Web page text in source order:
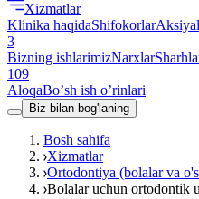
Xizmatlar
Klinika haqidaShifokorlar
3
Bizning ishlarimizNarxlar
109
AloqaBoʼsh ish oʼrinlari
Biz bilan bog'laning
Bosh sahifa
Xizmatlar
Ortodontiya (bolalar va
Bolalar uchun ortodontik